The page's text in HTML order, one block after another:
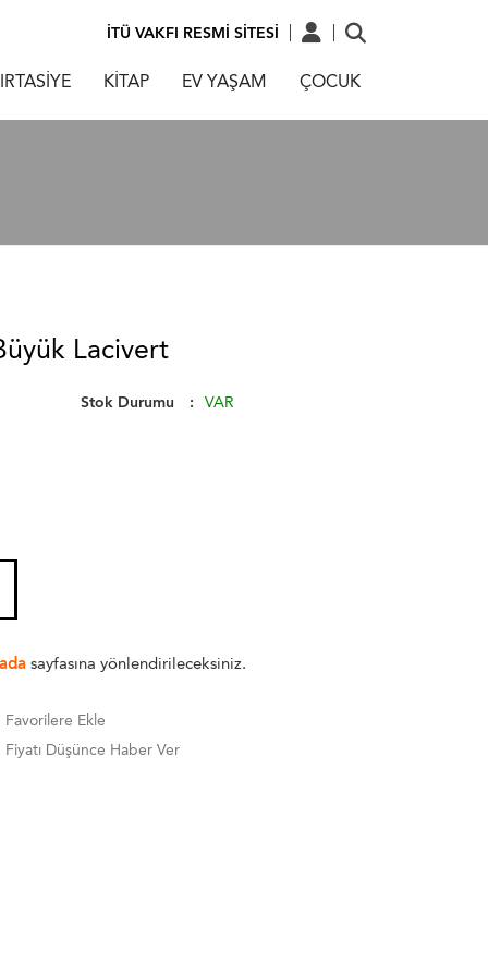
İTÜ VAKFI RESMİ SİTESİ
KİTAP EV YAŞAM ÇOCUK
Lacivert
Stok Durumu VAR
sayfasına yönlendirileceksiniz.
Favorilere Ekle
Fiyatı Düşünce Haber Ver